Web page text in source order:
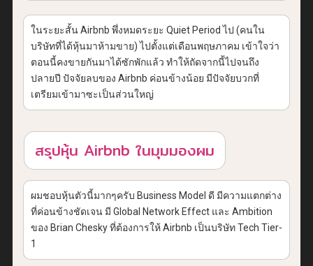
ในระยะสั้น Airbnb พึ่งหมดระยะ Quiet Period ไป (คนใน
บริษัทที่ได้หุ้นมาห้ามขาย) ไปตั้งแต่เดือนพฤษภาคม เข้าใจว่า
ตอนนี้คงขายกันมาได้ซักพักแล้ว ทำให้ถัดจากนี้ไปจนถึง
ปลายปี ปัจจัยลบของ Airbnb ค่อนข้างน้อย มีปัจจัยบวกที่
เตรียมเข้ามาซะเป็นส่วนใหญ่
สรุปหุ้น Airbnb ในมุมมองผม
ผมชอบหุ้นตัวนี้มากๆครับ Business Model ดี มีความแตกต่าง
ที่ค่อนข้างชัดเจน มี Global Network Effect และ Ambition
ของ Brian Chesky ที่ต้องการให้ Airbnb เป็นบริษัท Tech Tier-
1